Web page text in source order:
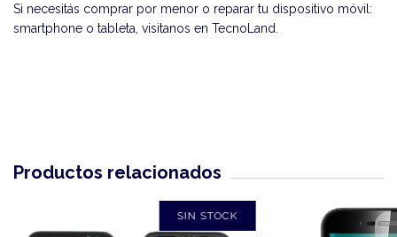
Si necesitás comprar por menor o reparar tu dispositivo móvil:
smartphone o tableta, visitanos en TecnoLand
Productos relacionados
SIN STOCK